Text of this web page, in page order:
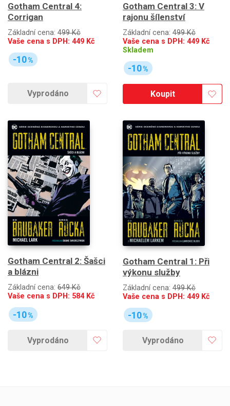
Gotham Central 4:
Corrigan
Základní cena: 499 Kč
Vaše cena s DPH: 449 Kč
-10%
Vyprodáno
Gotham Central 3: V
rajonu šílenství
Základní cena: 499 Kč
Vaše cena s DPH: 449 Kč
Skladem
-10%
Koupit
Gotham Central 2: Šašci
a blázni
Základní cena: 649 Kč
Vaše cena s DPH: 584Kč
-10%
Vyprodáno
Gotham Central 1: Při
výkonu služby
Základní cena: 499 Kč
Vaše cena s DPH: 449 Kč
-10%
Vyprodáno